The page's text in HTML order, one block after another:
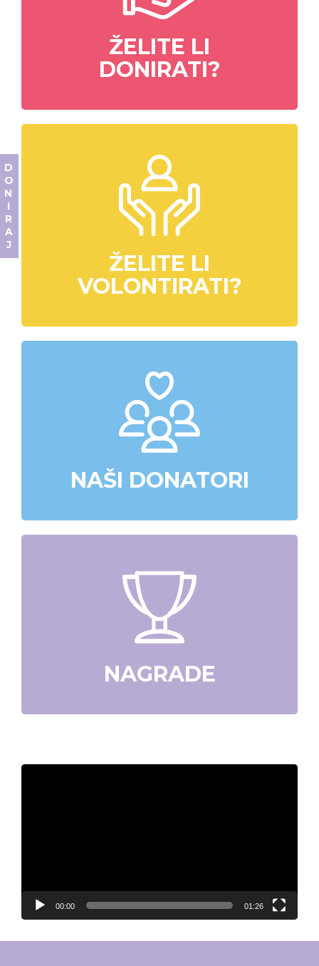
ŽELITE LI
DONIRATI?
ŽELITE LI
VOLONTIRATI?
NAŠI DONATORI
NAGRADE
Video
00:00 01:26
DONIRAJ